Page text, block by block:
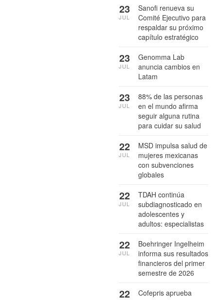
Sanofi renueva su
Comité Ejecutivo para
respaldar su próximo
capítulo estratégico
23
JUL
Genomma Lab
anuncia cambios en
Latam
23
JUL
88% de las personas
en el mundo afirma
seguir alguna rutina
para cuidar su salud
23
JUL
MSD impulsa salud de
mujeres mexicanas
con subvenciones
globales
22
JUL
TDAH continúa
subdiagnosticado en
adolescentes y
adultos: especialistas
22
JUL
Boehringer Ingelheim
informa sus resultados
financieros del primer
semestre de 2026
22
JUL
Cofepris aprueba
22